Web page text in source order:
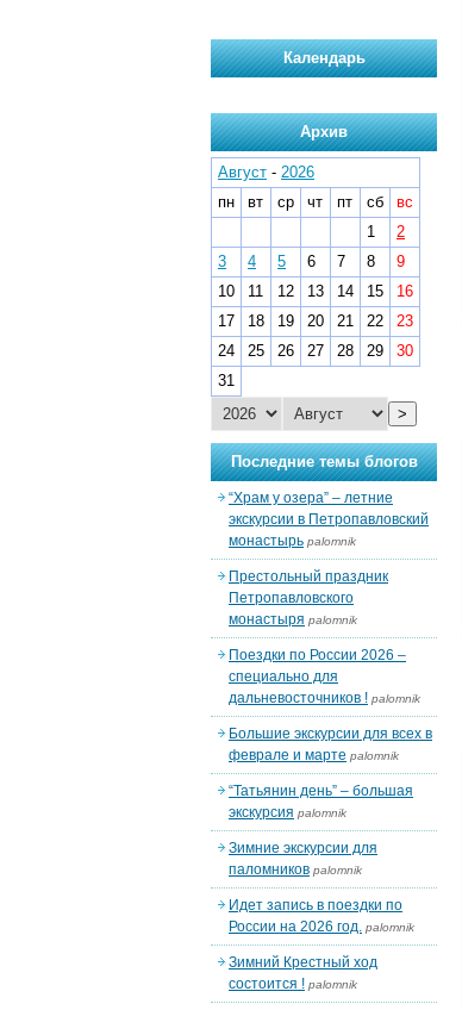
Календарь
Архив
Август - 2026
пн
вт ср чт пт сб
вс
1
2
3
4 5 6 7 8
9
10
11 12 13 14 15
16
17
18 19 20 21 22
23
24
25 26 27 28 29
30
31
>
Последние темы блогов
“Храм у озера” – летние
экскурсии в Петропавловский
монастырь palomnik
Престольный праздник
Петропавловского
монастыря palomnik
Поездки по России 2026 –
специально для
дальневосточников ! palomnik
Большие экскурсии для всех в
феврале и марте palomnik
“Татьянин день” – большая
экскурсия palomnik
Зимние экскурсии для
паломников palomnik
Идет запись в поездки по
России на 2026 год. palomnik
Зимний Крестный ход
состоится ! palomnik